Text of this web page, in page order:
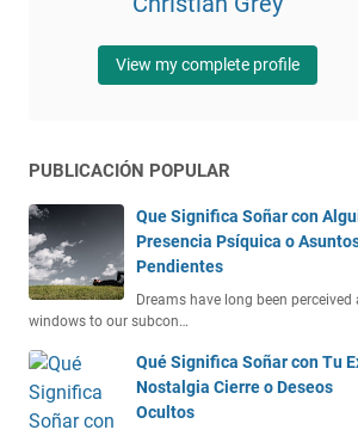
View my complete profile
PUBLICACIÓN POPULAR
Que Significa Soñar con
Presencia Psíquica o
Pendientes
Dreams have long been perceived
windows to our subcon…
Qué Significa Soñar con Tu
Nostalgia Cierre o Deseos
Ocultos